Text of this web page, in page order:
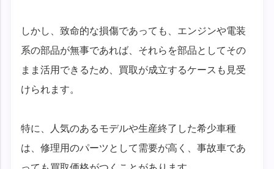
しかし、致命的な損傷であっても、エンジンや電装
系の部品が無事であれば、それらを部品としてその
まま活用できるため、買取が成立するケースも見受
けられます。
特に、人気のあるモデルや生産終了した希少車種
は、修理用のパーツとして需要が高く、事故車であ